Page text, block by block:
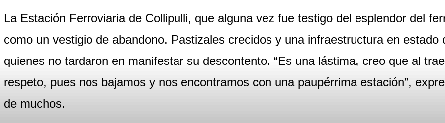
La Estación Ferroviaria de Collipulli, que alguna vez fue testigo del esplendor del
como un vestigio de abandono. Pastizales crecidos y una infraestructura en estado
quienes no tardaron en manifestar su descontento. “Es una lástima, creo que al
respeto, pues nos bajamos y nos encontramos con una paupérrima estación”,
de muchos.